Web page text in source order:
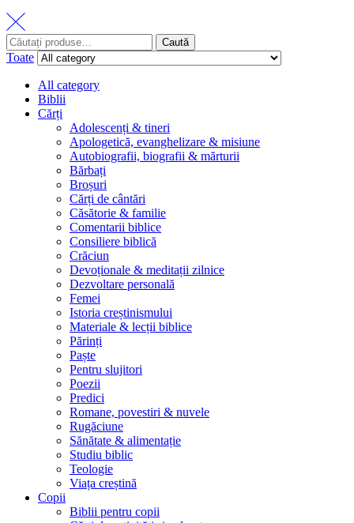
Caută
Toate
All category
Biblii
Cărți
Adolescenți & tineri
Apologetică, evanghelizare & misiune
Autobiografii, biografii & mărturii
Bărbați
Broșuri
Cărți de cântări
Căsătorie & familie
Comentarii biblice
Consiliere biblică
Crăciun
Devoționale & meditații zilnice
Dezvoltare personală
Femei
Istoria creștinismului
Materiale & lecții biblice
Părinți
Paște
Pentru slujitori
Poezii
Predici
Romane, povestiri & nuvele
Rugăciune
Sănătate & alimentație
Studiu biblic
Teologie
Viața creștină
Copii
Biblii pentru copii